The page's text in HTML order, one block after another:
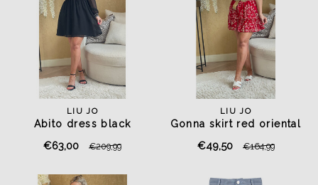
LIU JO
Abito dress black
€63,00 €209,99
LIU JO
Gonna skirt red oriental
€49,50 €164,99